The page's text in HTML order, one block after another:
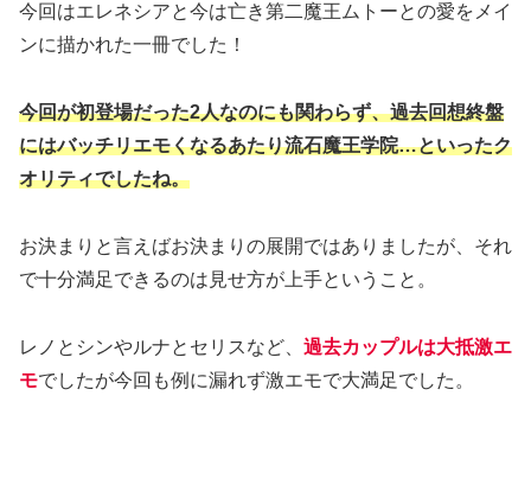
今回はエレネシアと今は亡き第二魔王ムトーとの愛をメイ
ンに描かれた一冊でした！
今回が初登場だった2人なのにも関わらず、過去回想終盤
にはバッチリエモくなるあたり流石魔王学院…といったク
オリティでしたね。
お決まりと言えばお決まりの展開ではありましたが、それ
で十分満足できるのは見せ方が上手ということ。
レノとシンやルナとセリスなど、 過去カップルは大抵激エ
モでしたが今回も例に漏れず激エモで大満足でした。